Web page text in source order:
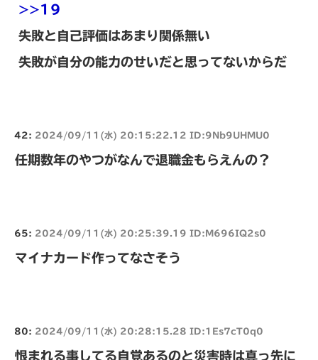
>>19
失敗と自己評価はあまり関係無い
失敗が自分の能力のせいだと思ってないからだ
42: 2024/09/11(水) 20:15:22.12 ID:9Nb9UHMU0
任期数年のやつがなんで退職金もらえんの？
65: 2024/09/11(水) 20:25:39.19 ID:M696IQ2s0
マイナカード作ってなさそう
80: 2024/09/11(水) 20:28:15.28 ID:1Es7cT0q0
恨まれる事してる自覚あるのと災害時は真っ先に